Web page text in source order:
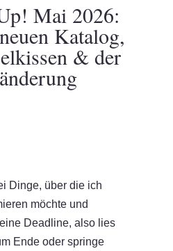
Mai 2026:
Katalog,
& der
Dinge, über die ich
möchte und
Deadline, also lies
Ende oder springe